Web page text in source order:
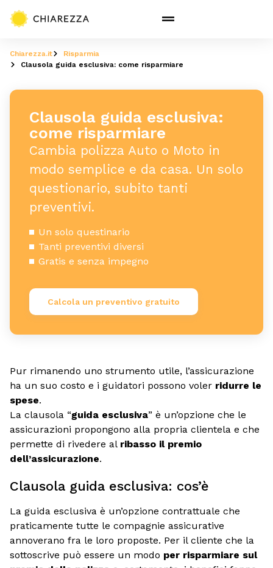
Chiarezza.it
Risparmia
Clausola guida esclusiva: come risparmiare
Clausola guida esclusiva:
come risparmiare
Cambia polizza Auto o Moto in
modo semplice e da casa. Un solo
questionario, subito tanti
preventivi.
Un solo questinario
Tanti preventivi diversi
Gratis e senza impegno
Calcola un preventivo gratuito
Pur rimanendo uno strumento utile, l’assicurazione
ha un suo costo e i guidatori possono voler ridurre le
spese.
La clausola “guida esclusiva” è un’opzione che le
assicurazioni propongono alla propria clientela e che
permette di rivedere al ribasso il premio
dell’assicurazione.
Clausola guida esclusiva: cos’è
La guida esclusiva è un’opzione contrattuale che
praticamente tutte le compagnie assicurative
annoverano fra le loro proposte. Per il cliente che la
sottoscrive può essere un modo per risparmiare sul